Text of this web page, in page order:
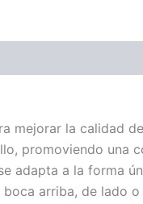
mejorar la calidad
promoviendo una
adapta a la forma
arriba, de lado